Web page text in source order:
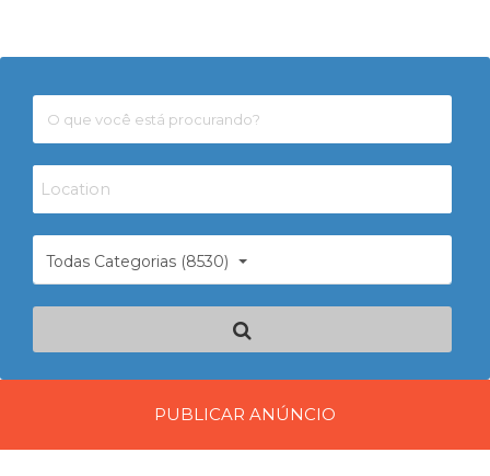
Todas Categorias (8530)
PUBLICAR ANÚNCIO